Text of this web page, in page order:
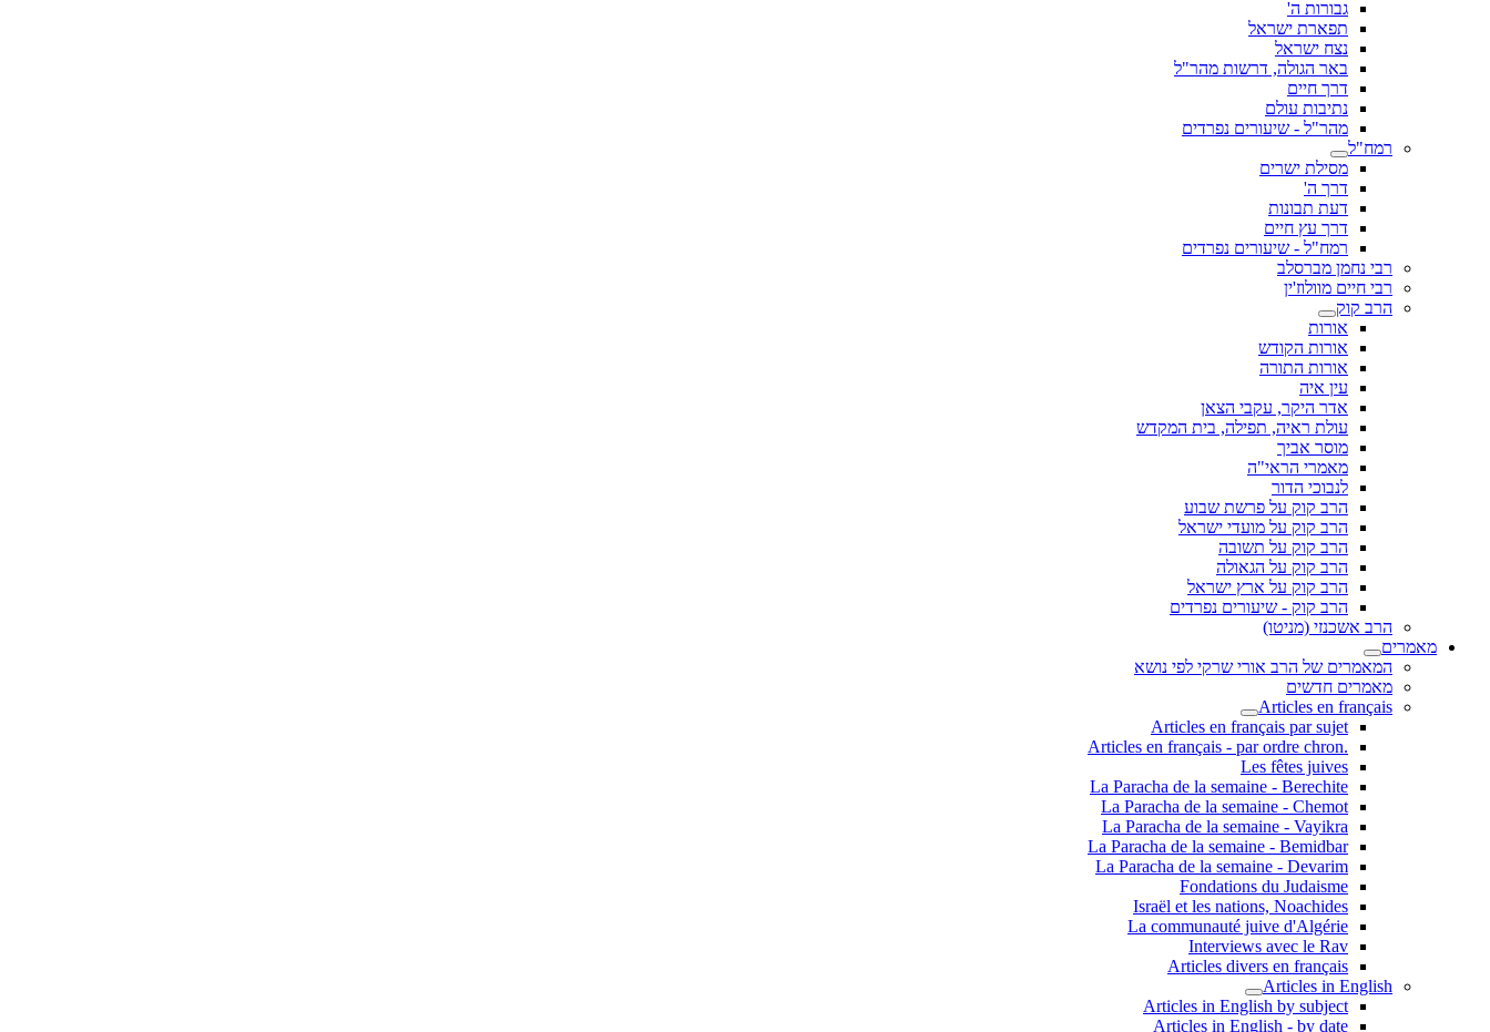
גבורות ה'
תפארת ישראל
נצח ישראל
באר הגולה, דרשות מהר"ל
דרך חיים
נתיבות עולם
מהר"ל - שיעורים נפרדים
רמח"ל
מסילת ישרים
דרך ה'
דעת תבונות
דרך עץ חיים
רמח"ל - שיעורים נפרדים
רבי נחמן מברסלב
רבי חיים מוולוז'ין
הרב קוק
אורות
אורות הקודש
אורות התורה
עין איה
אדר היקר, עקבי הצאן
עולת ראיה, תפילה, בית המקדש
מוסר אביך
מאמרי הראי"ה
לנבוכי הדור
הרב קוק על פרשת שבוע
הרב קוק על מועדי ישראל
הרב קוק על תשובה
הרב קוק על הגאולה
הרב קוק על ארץ ישראל
הרב קוק - שיעורים נפרדים
הרב אשכנזי (מניטו)
מאמרים
המאמרים של הרב אורי שרקי לפי נושא
מאמרים חדשים
Articles en français
Articles en français par sujet
.Articles en français - par ordre chron
Les fêtes juives
La Paracha de la semaine - Berechite
La Paracha de la semaine - Chemot
La Paracha de la semaine - Vayikra
La Paracha de la semaine - Bemidbar
La Paracha de la semaine - Devarim
Fondations du Judaisme
Israël et les nations, Noachides
La communauté juive d'Algérie
Interviews avec le Rav
Articles divers en français
Articles in English
Articles in English by subject
Articles in English - by date